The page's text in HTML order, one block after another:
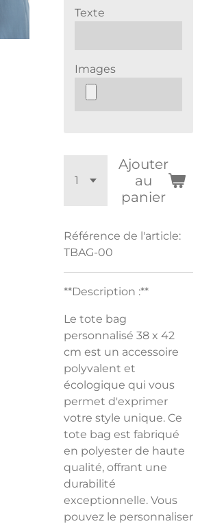
Texte
Images
Ajouter
au
panier
Référence de l'article:
TBAG-00
**Description :**
Le tote bag
personnalisé 38 x 42
cm est un accessoire
polyvalent et
écologique qui vous
permet d'exprimer
votre style unique. Ce
tote bag est fabriqué
en polyester de haute
qualité, offrant une
durabilité
exceptionnelle. Vous
pouvez le personnaliser